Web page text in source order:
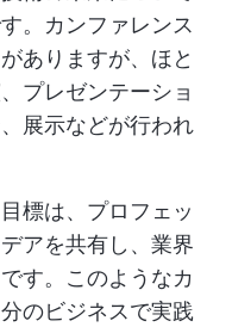
。カンファレンス
ありますが、ほと
プレゼンテーショ
展示などが行われ
標は、プロフェッ
アを共有し、業界
す。このようなカ
のビジネスで実践